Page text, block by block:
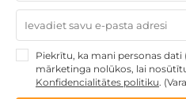
Nekādas
Piekrītu, ka mani personas dati
mārketinga nolūkos, lai
Konfidencialitātes politiku.